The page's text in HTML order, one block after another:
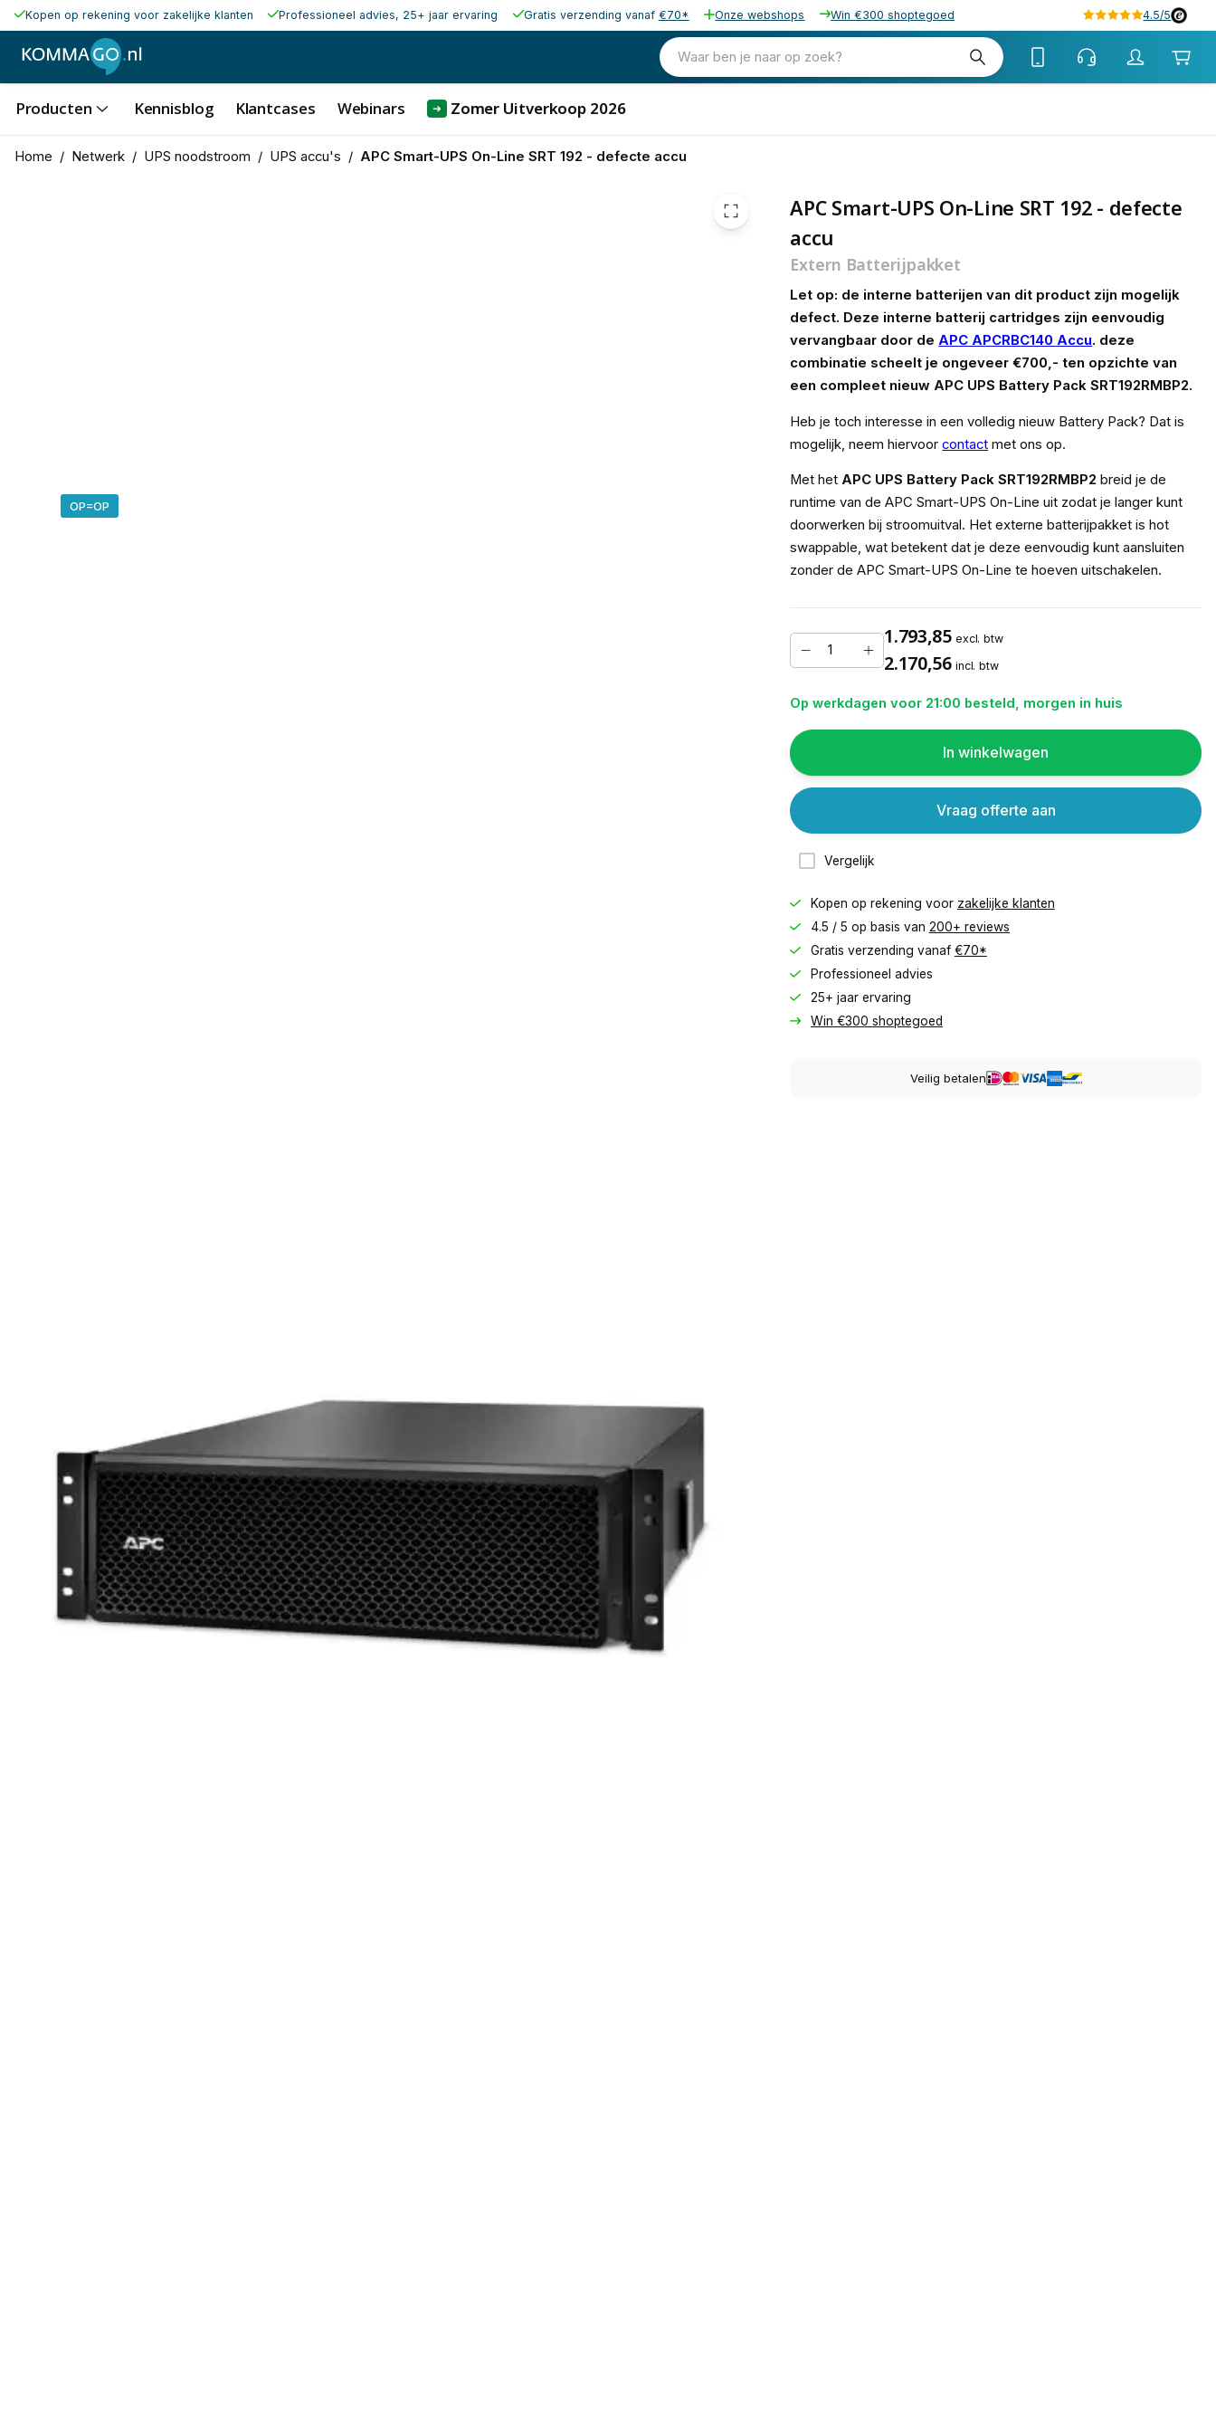
Kopen op rekening voor zakelijke klanten Professioneel advies, 25+ jaar ervaring Gratis verzending vanaf €70* Onze webshops Win €300 shoptegoed 4.5/5
Waar ben je naar op zoek?
Producten Kennisblog Klantcases Webinars ➜ Zomer Uitverkoop 2026
Home / Netwerk / UPS noodstroom / UPS accu's / APC Smart-UPS On-Line SRT 192 - defecte accu
OP=OP
APC Smart-UPS On-Line SRT 192 - defecte
accu
Extern Batterijpakket
Let op: de interne batterijen van dit product zijn mogelijk
defect. Deze interne batterij cartridges zijn eenvoudig
vervangbaar door de APC APCRBC140 Accu. deze
combinatie scheelt je ongeveer €700,- ten opzichte van
een compleet nieuw APC UPS Battery Pack SRT192RMBP2.
Heb je toch interesse in een volledig nieuw Battery Pack? Dat is
mogelijk, neem hiervoorcontact met ons op.
Met het APC UPS Battery Pack SRT192RMBP2 breid je de
runtime van de APC Smart-UPS On-Line uit zodat je langer kunt
doorwerken bij stroomuitval. Het externe batterijpakket is hot
swappable, wat betekent dat je deze eenvoudig kunt aansluiten
zonder de APC Smart-UPS On-Line te hoeven uitschakelen.
1.793,85 excl. btw
2.170,56 incl. btw
Op werkdagen voor 21:00 besteld, morgen in huis
In winkelwagen
Vergelijk
Vraag offerte aan
Kopen op rekening voor zakelijke klanten
4.5 / 5 op basis van 200+ reviews
Gratis verzending vanaf €70*
Professioneel advies
25+ jaar ervaring
Win €300 shoptegoed
Veilig betalen
1.793,85 excl. btw
2.170,56 incl. btw